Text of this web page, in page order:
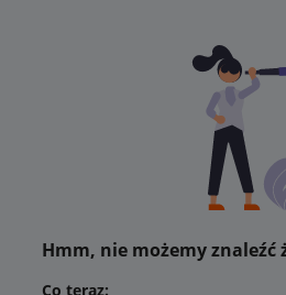
Hmm, nie możemy znaleźć
Co teraz: